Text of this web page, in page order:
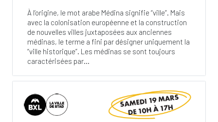
À l’origine, le mot arabe Médina signifie “ville”. Mais
avec la colonisation européenne et la construction
de nouvelles villes juxtaposées aux anciennes
médinas, le terme a fini par désigner uniquement la
“ville historique”. Les médinas se sont toujours
caractérisées par...